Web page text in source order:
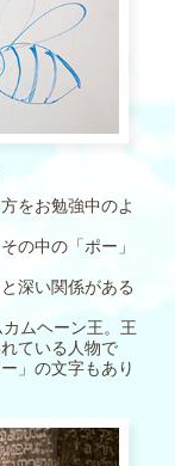
をお勉強中のよ
の中の「ポー」
深い関係がある
ムヘーン王。王
ている人物で
」の文字もあり